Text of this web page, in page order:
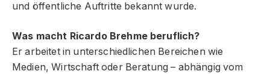
und öffentliche Auftritte bekannt wurde.
Was macht Ricardo Brehme beruflich?
Er arbeitet in unterschiedlichen Bereichen wie
Medien, Wirtschaft oder Beratung – abhängig vom